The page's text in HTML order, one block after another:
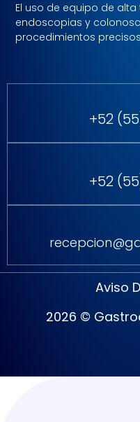
El uso de equipo de
endoscopias y
procedimientos
+52
+52
Aviso
2026 ©